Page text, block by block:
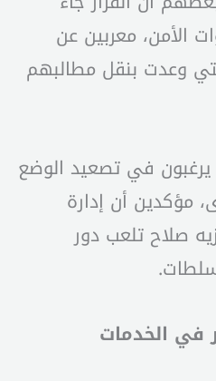
الأمن، معربين عن
وعدت بنقل مطالبهم
يرغبون في تصعيد الوضع
مؤكدين أن إدارة
صلاح تلعب دور
في الخدمات